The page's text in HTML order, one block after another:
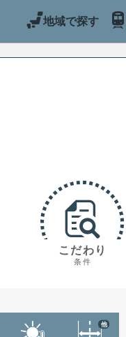
地域で探す
こだわり
条件
他